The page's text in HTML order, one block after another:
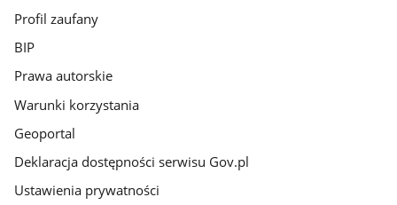
Profil zaufany
BIP
Prawa autorskie
Warunki korzystania
Geoportal
Deklaracja dostępności serwisu Gov.pl
Ustawienia prywatności